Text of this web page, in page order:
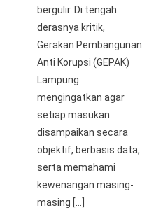
bergulir. Di tengah
derasnya kritik,
Gerakan Pembangunan
Anti Korupsi (GEPAK)
Lampung
mengingatkan agar
setiap masukan
disampaikan secara
objektif, berbasis data,
serta memahami
kewenangan masing-
masing […]